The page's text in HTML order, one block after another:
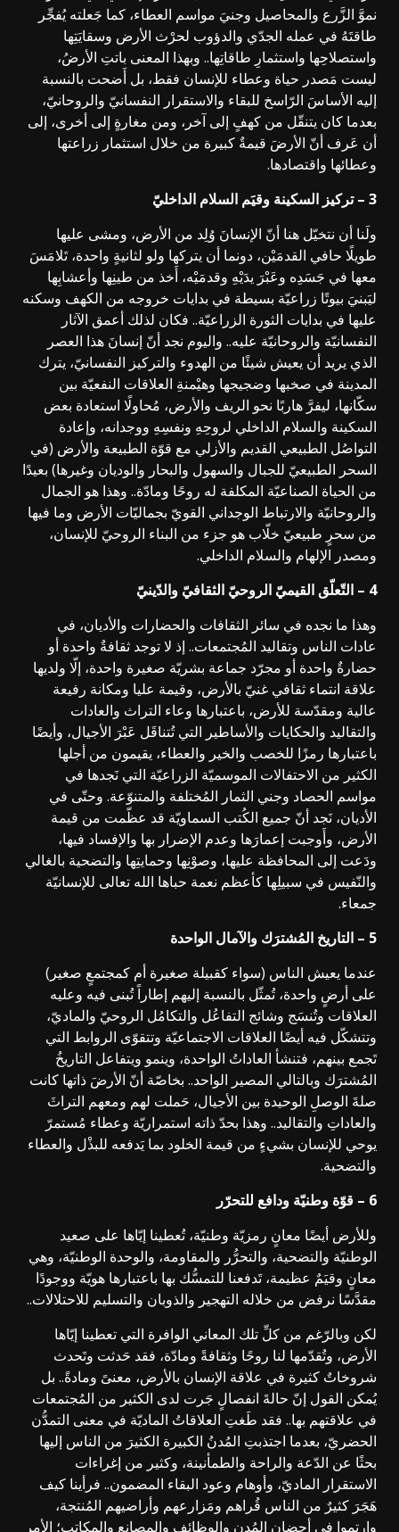
نموَّ الزَّرع والمحاصيل وجنيَ مواسم العطاء، كما جَعلته يُفجِّر
طاقتَهُ في عمله الجدّي والدؤوب لحرْث الأرض وسقايَتِها
واستصلاحِها واستثمارِ طاقاتِها.. وبهذا المعنى باتتِ الأرضُ،
ليست مَصدر حياة وعطاء للإنسان فقط، بل أَضحت بالنسبة
إليه الأساسَ الرّاسخ للبقاء والاستقرار النفسانيّ والروحانيّ،
بعدما كان يتنقّل من كهفٍ إلى آخر، ومن مغارةٍ إلى أخرى، إلى
أن عَرف أنّ الأرضَ قيمةٌ كبيرة من خلال استثمار زراعتها
وعطائها واقتصادها.
3 – تركيز السكينة وقيَم السلام الداخليّ
ولَنا أن نتخيّل هنا أنّ الإنسانَ وُلِد من الأرض، ومشى عليها
طويلًا حافي القدمَيْن، دونما أن يتركها ولو لثانيةٍ واحدة، تَلامَسَ
معها في جَسَدِه وعَبْرَ يدَيْهِ وقدمَيْه، أَخذ من طينِها وأعشابِها
ليَبنيَ بيوتًا زراعيّة بسيطة في بدايات خروجه من الكهف وسكنه
عليها في بدايات الثورة الزراعيّة.. فكان لذلك أعمق الآثار
النفسانيّة والروحانيّة عليه.. واليوم نجد أنّ إنسانَ هذا العصر
الذي يريد أن يعيش شيئًا من الهدوء والتركيز النفسانيّ، يترك
المدينة في صخبها وضجيجها وهيْمنةِ العلاقات النفعيّة بين
سكّانها، ليفرَّ هاربًا نحو الريف والأرض، مُحاولًا استعادة بعض
السكينة والسلام الداخلي لروحِهِ ونفسِهِ ووجدانه، وإعادة
التواصُل الطبيعي القديم والأزلي مع قوّة الطبيعة والأرض (في
السحر الطبيعيّ للجبال والسهول والبحار والوديان وغيرها) بعيدًا
من الحياة الصناعيّة المكلفة له روحًا ومادّة.. وهذا هو الجمال
والروحانيّة والارتباط الوجداني القويّ بجماليّات الأرض وما فيها
من سحرٍ طبيعيّ خلّاب هو جزء من البناء الروحيّ للإنسان،
ومصدر الإلهام والسلام الداخلي.
4 – التّعلّق القيميّ الروحيّ الثقافيّ والدّينيّ
وهذا ما نجده في سائر الثقافات والحضارات والأديان، في
عادات الناس وتقاليد المُجتمعات.. إذ لا توجد ثقافةٌ واحدة أو
حضارةٌ واحدة أو مجرّد جماعة بشريّة صغيرة واحدة، إلّا ولديها
علاقة انتماء ثقافي غنيّ بالأرض، وقيمة عليا ومكانة رفيعة
عالية ومقدّسة للأرض، باعتبارها وعاء التراث والعادات
والتقاليد والحكايات والأساطير التي تُتناقَل عَبْرَ الأجيال، وأيضًا
باعتبارها رمزًا للخصب والخير والعطاء، يقيمون من أجلها
الكثير من الاحتفالات الموسميّة الزراعيّة التي نَجدها في
مواسم الحصاد وجني الثمار المُختلفة والمتنوّعة. وحتّى في
الأديان، نَجد أنّ جميع الكُتب السماويّة قد عظّمت من قيمة
الأرض، وأَوجبت إعمارَها وعدم الإضرار بها والإفساد فيها،
ودَعت إلى المحافظة عليها، وصوْنِها وحمايتِها والتضحية بالغالي
والنّفيس في سبيلِها كأعظم نعمة حباها الله تعالى للإنسانيّة
جمعاء.
5 – التاريخ المُشترَك والآمال الواحدة
عندما يعيش الناس (سواء كقبيلة صغيرة أم كمجتمعٍ صغير)
على أرضٍ واحدة، تُمثّل بالنسبة إليهم إطاراً تُبنى فيه وعليه
العلاقات وتُنسَج وشائج التفاعُل والتكامُل الروحيّ والماديّ،
وتتشكّل فيه أيضًا العلاقات الاجتماعيّة وتتقوّى الروابط التي
تَجمع بينهم، فتنشأ العاداتُ الواحدة، وينمو ويتفاعل التاريخُ
المُشترَك وبالتالي المصير الواحد.. بخاصّة أنّ الأرضَ ذاتها كانت
صلةَ الوصلِ الوحيدة بين الأجيال، حَملت لهم ومعهم التراثَ
والعاداتِ والتقاليد.. وهذا بحدّ ذاته استمراريّة وعطاء مُستمرّ
يوحي للإنسان بشيءٍ من قيمة الخلود بما يَدفعه للبذْل والعطاء
والتضحية.
6 – قوّة وطنيّة ودافع للتحرّر
وللأرض أيضًا معانٍ رمزيّة وطنيّة، تُعطينا إيّاها على صعيد
الوطنيّة والتضحية، والتحرُّر والمقاومة، والوحدة الوطنيّة، وهي
معانٍ وقيَمٌ عظيمة، تَدفعنا للتمسُّك بها باعتبارها هويّة ووجودًا
مقدَّسًا نرفض من خلاله التهجير والذوبان والتسليم للاحتلالات..
لكن وبالرّغم من كلِّ تلك المعاني الوافرة التي تعطينا إيّاها
الأرض، وتُقدّمها لنا روحًا وثقافةً ومادّة، فقد حَدثت وتَحدث
شروخاتٌ كثيرة في علاقة الإنسان بالأرض، معنىً ومادةً.. بل
يُمكن القول إنّ حالةَ انفصالٍ جَرت لدى الكثير من المُجتمعات
في علاقتهم بها.. فقد طَغتِ العلاقاتُ الماديّة في معنى التمدُّن
الحضريّ، بعدما اجتذبتِ المُدنُ الكبيرة الكثيرَ من الناس إليها
بحثًا عن الدّعة والراحة والطمأنينة، وكثير من إغراءات
الاستقرار الماديّ، وأوهام وعود البقاء المضمون.. فرأينا كيف
هَجَرَ كثيرٌ من الناس قُراهم ومَزارعهم وأراضيهم المُنتجة،
وارتموا في أحضان المُدن والوظائف والمصانع والمكاتب؛ الأمر